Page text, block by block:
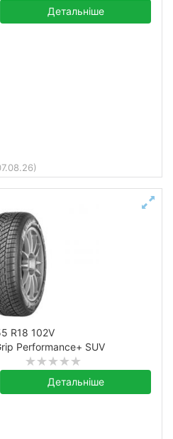
Детальніше
R18 102V
Performance+ SUV
Детальніше